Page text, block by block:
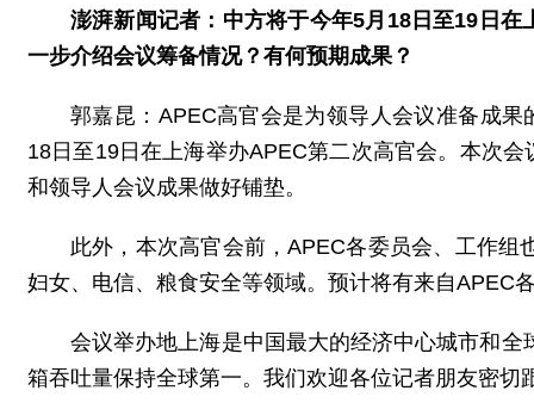
澎湃新闻记者：中方将于今年5月18日至19日
一步介绍会议筹备情况？有何预期成果？
郭嘉昆：APEC高官会是为领导人会议准备成
18日至19日在上海举办APEC第二次高官会。本次
和领导人会议成果做好铺垫。
此外，本次高官会前，APEC各委员会、工作
妇女、电信、粮食安全等领域。预计将有来自APEC
会议举办地上海是中国最大的经济中心城市和
箱吞吐量保持全球第一。我们欢迎各位记者朋友密切